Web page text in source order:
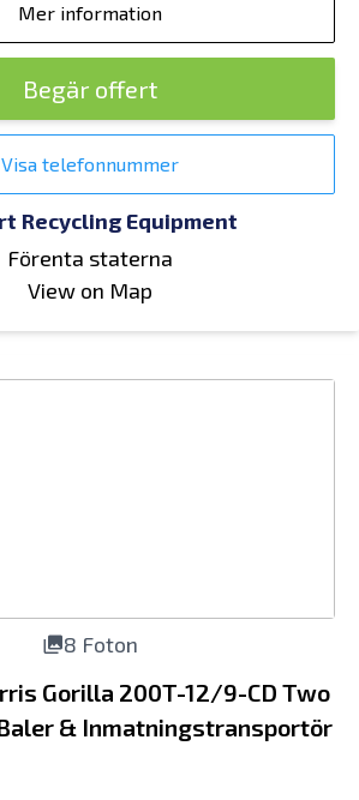
Mer information
Begär offert
Visa telefonnummer
Recycling Equipment
Förenta staterna
View on Map
8 Foton
Gorilla 200T-12/9-CD Two
& Inmatningstransportör